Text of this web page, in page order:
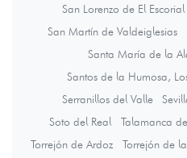
San Lorenzo de El Escorial
San Martín de Valdeiglesias
Santa María de la
Santos de la Humosa,
Serranillos del Valle
Soto del Real
Talamanca
Torrejón de Ardoz
Torrejón de